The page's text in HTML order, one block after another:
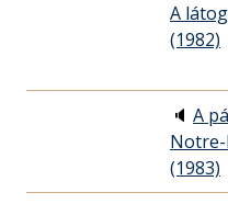
A
(1982)
🔈 A
Notre-
(1983)